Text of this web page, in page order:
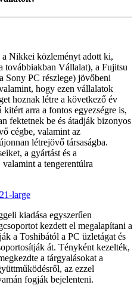
a Nikkei közleményt adott ki,
továbbiakban Vállalat), a Fujitsu
Sony PC részlege) jövőbeni
hogy ezen vállalatok
hoznak létre a következő év
arra a fontos egyezségre is,
fektetnek be és átadják bizonyos
cégbe, valamint az
létrejövő társaságba.
a gyártást és a
valamint a tengerentúlra
kiadása egyszerűen
kezdett el megalapítani a
a Toshibától a PC üzletágat és
át. Tényként kezelték,
a tárgyalásokat a
az ezzel
fogják bejelenteni.